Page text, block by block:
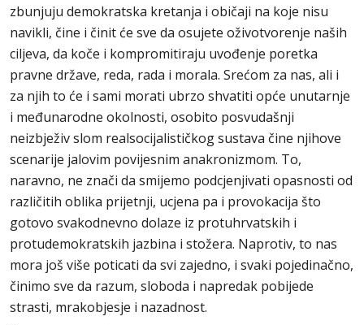
zbunjuju demokratska kretanja i običaji na koje nisu
navikli, čine i činit će sve da osujete oživotvorenje naših
ciljeva, da koče i kompromitiraju uvođenje poretka
pravne države, reda, rada i morala. Srećom za nas, ali i
za njih to će i sami morati ubrzo shvatiti opće unutarnje
i međunarodne okolnosti, osobito posvudašnji
neizbježiv slom realsocijalističkog sustava čine njihove
scenarije jalovim povijesnim anakronizmom. To,
naravno, ne znači da smijemo podcjenjivati opasnosti od
različitih oblika prijetnji, ucjena pa i provokacija što
gotovo svakodnevno dolaze iz protuhrvatskih i
protudemokratskih jazbina i stožera. Naprotiv, to nas
mora još više poticati da svi zajedno, i svaki pojedinačno,
činimo sve da razum, sloboda i napredak pobijede
strasti, mrakobjesje i nazadnost.